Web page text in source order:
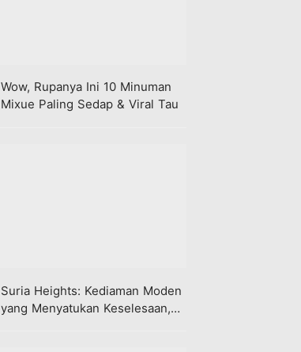
Wow, Rupanya Ini 10 Minuman
Mixue Paling Sedap & Viral Tau
Suria Heights: Kediaman Moden
yang Menyatukan Keselesaan,